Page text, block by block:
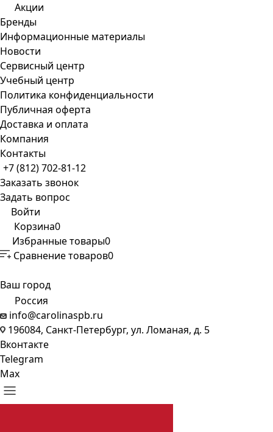
Акции
Бренды
Информационные материалы
Новости
Сервисный центр
Учебный центр
Политика конфиденциальности
Публичная оферта
Доставка и оплата
Компания
Контакты
+7 (812) 702-81-12
Заказать звонок
Задать вопрос
Войти
Корзина0
Избранные товары0
Сравнение товаров0
Ваш город
Россия
info@carolinaspb.ru
196084, Санкт-Петербург, ул. Ломаная, д. 5
Вконтакте
Telegram
Max